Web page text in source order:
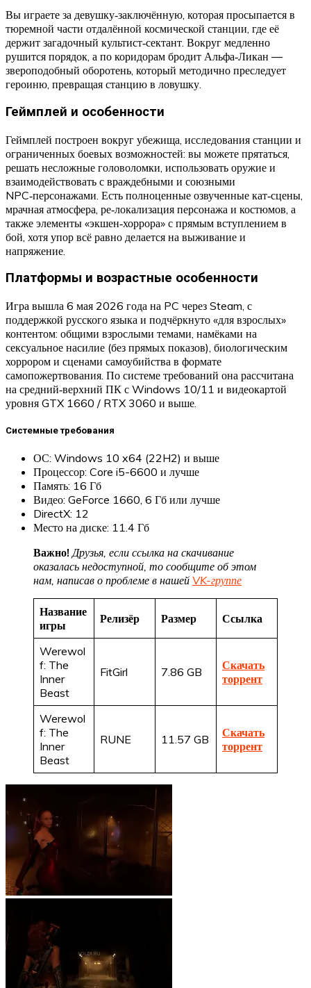
Вы играете за девушку‑заключённую, которая просыпается в
тюремной части отдалённой космической станции, где её
держит загадочный культист‑сектант. Вокруг медленно
рушится порядок, а по коридорам бродит Альфа‑Ликан —
звероподобный оборотень, который методично преследует
героиню, превращая станцию в ловушку.
Геймплей и особенности
Геймплей построен вокруг убежища, исследования станции и
ограниченных боевых возможностей: вы можете прятаться,
решать несложные головоломки, использовать оружие и
взаимодействовать с враждебными и союзными
NPC‑персонажами. Есть полноценные озвученные кат‑сцены,
мрачная атмосфера, ре‑локализация персонажа и костюмов, а
также элементы «экшен‑хоррора» с прямым вступлением в
бой, хотя упор всё равно делается на выживание и
напряжение.
Платформы и возрастные особенности
Игра вышла 6 мая 2026 года на PC через Steam, с
поддержкой русского языка и подчёркнуто «для взрослых»
контентом: общими взрослыми темами, намёками на
сексуальное насилие (без прямых показов), биологическим
хоррором и сценами самоубийства в формате
самопожертвования. По системе требований она рассчитана
на средний‑верхний ПК с Windows 10/11 и видеокартой
уровня GTX 1660 / RTX 3060 и выше.
Системные требования
ОС: Windows 10 x64 (22H2) и выше
Процессор: Core i5-6600 и лучше
Память: 16 Гб
Видео: GeForce 1660, 6 Гб или лучше
DirectX: 12
Место на диске: 11.4 Гб
Важно!Друзья, если ссылка на скачивание
оказалась недоступной, то сообщите об этом
нам, написав о проблеме в нашей VK-группе
Название
игры
Релизёр Размер Ссылка
Werewol
f: The
Inner
Beast
FitGirl 7.86 GB
Скачать
торрент
Werewol
f: The
Inner
Beast
RUNE 11.57 GB
Скачать
торрент